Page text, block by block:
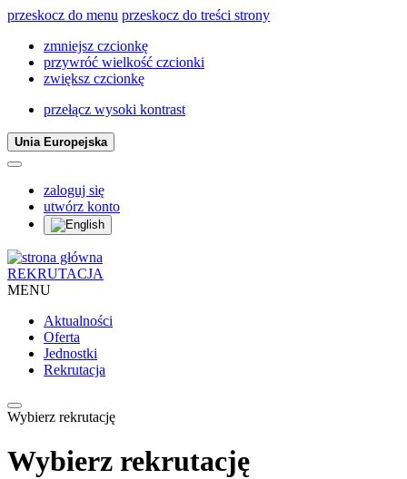
przeskocz do menu przeskocz do treści strony
zmniejsz czcionkę
przywróć wielkość czcionki
zwiększ czcionkę
przełącz wysoki kontrast
Unia Europejska
zaloguj się
utwórz konto
REKRUTACJA
MENU
Aktualności
Oferta
Jednostki
Rekrutacja
Wybierz rekrutację
Wybierz rekrutację